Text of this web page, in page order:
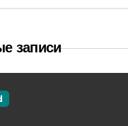
записи